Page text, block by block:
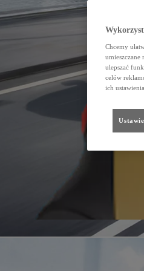
Chcemy
ulepszać
celów
ich